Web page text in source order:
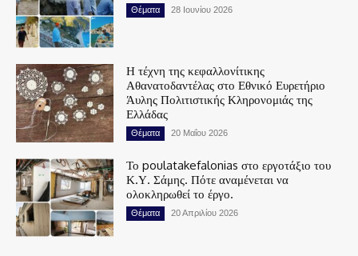
Θέματα 28 Ιουνίου 2026
Η τέχνη της κεφαλλονίτικης
Αθανατοδαντέλας στο Εθνικό Ευρετήριο
Άυλης Πολιτιστικής Κληρονομιάς της
Ελλάδας
Θέματα 20 Μαΐου 2026
Το poulatakefalonias στο εργοτάξιο του
Κ.Υ. Σάμης. Πότε αναμένεται να
ολοκληρωθεί το έργο.
Θέματα 20 Απριλίου 2026